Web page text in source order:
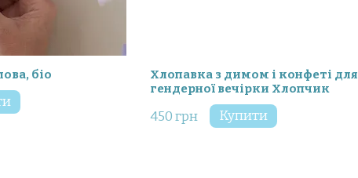
біо
Хлопавка з димом і конфеті для
гендерної вечірки Хлопчик
450 грн Купити